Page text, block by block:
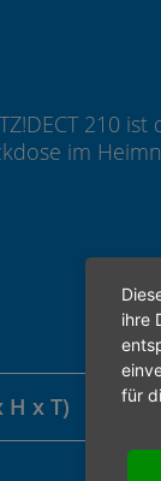
210
im
H x T)
ihre
für